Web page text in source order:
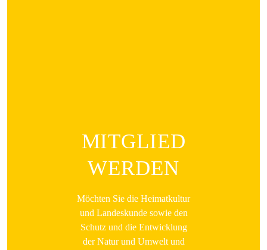
MITGLIED
WERDEN
Möchten Sie die Heimatkultur
und Landeskunde sowie den
Schutz und die Entwicklung
der Natur und Umwelt und